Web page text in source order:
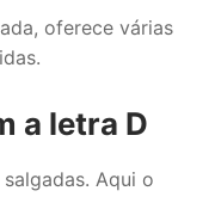
oferece várias
a letra D
Aqui o